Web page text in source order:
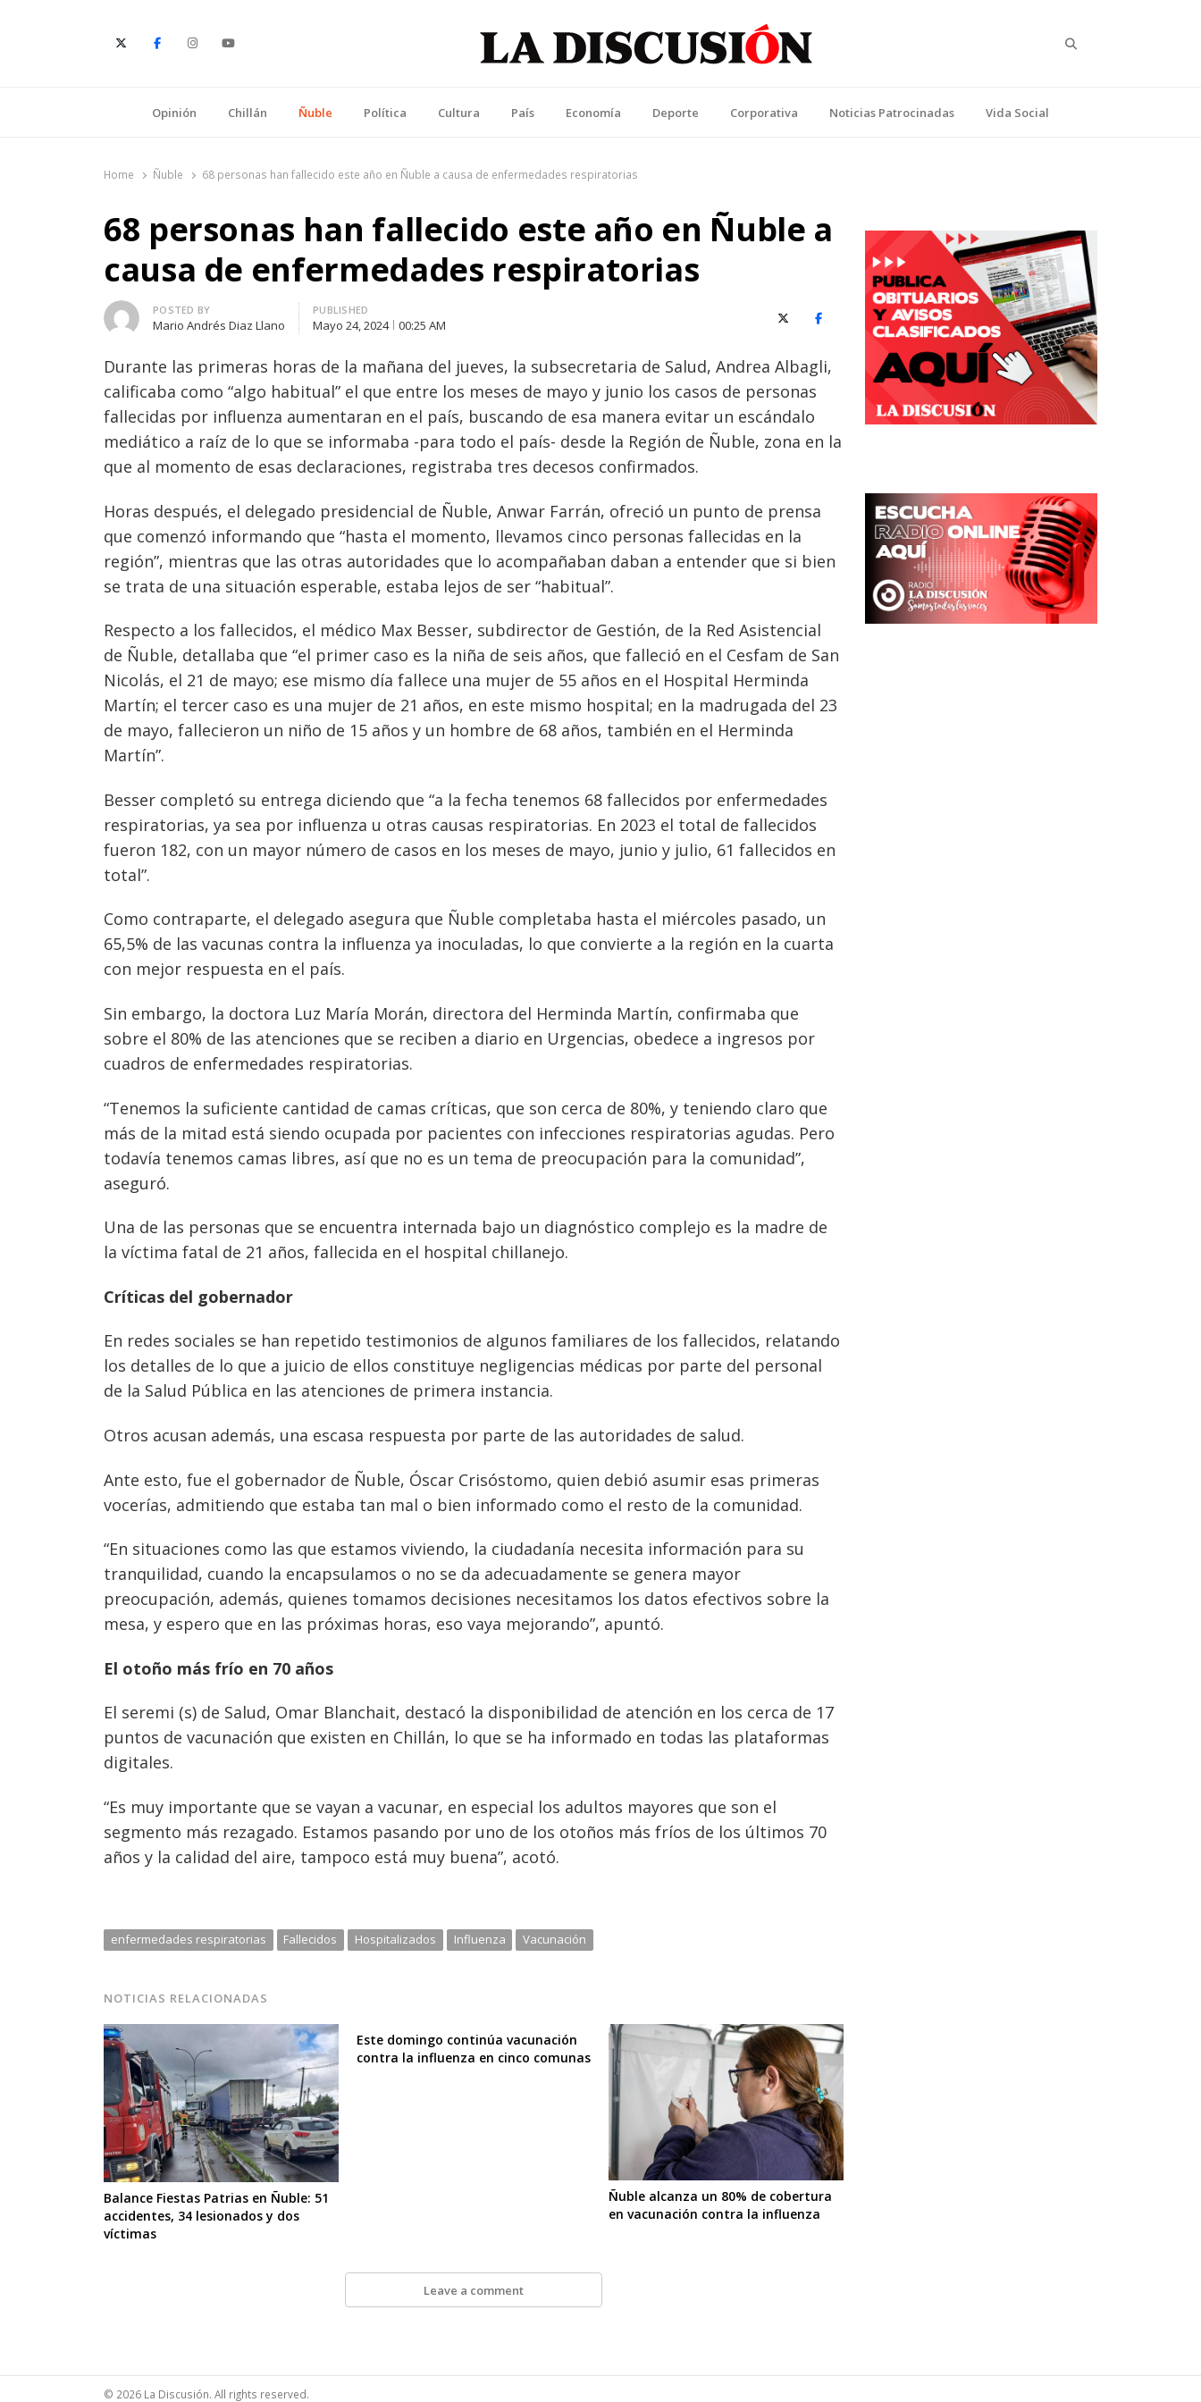
Opinión Chillán Ñuble Política Cultura País Economía Deporte Corporativa Noticias Patrocinadas Vida Social
Home Ñuble 68 personas han fallecido este año en Ñuble a causa de enfermedades respiratorias
68 personas han fallecido este año en Ñuble a
causa de enfermedades respiratorias
Author
POSTED BY
Mario Andrés Diaz Llano
PUBLISHED
Mayo 24, 2024 00:25 AM X (Twitter)Facebook
Durante las primeras horas de la mañana del jueves, la subsecretaria de Salud, Andrea Albagli,
calificaba como “algo habitual” el que entre los meses de mayo y junio los casos de personas
fallecidas por influenza aumentaran en el país, buscando de esa manera evitar un escándalo
mediático a raíz de lo que se informaba -para todo el país- desde la Región de Ñuble, zona en la
que al momento de esas declaraciones, registraba tres decesos confirmados.
Horas después, el delegado presidencial de Ñuble, Anwar Farrán, ofreció un punto de prensa
que comenzó informando que “hasta el momento, llevamos cinco personas fallecidas en la
región”, mientras que las otras autoridades que lo acompañaban daban a entender que si bien
se trata de una situación esperable, estaba lejos de ser “habitual”.
Respecto a los fallecidos, el médico Max Besser, subdirector de Gestión, de la Red Asistencial
de Ñuble, detallaba que “el primer caso es la niña de seis años, que falleció en el Cesfam de San
Nicolás, el 21 de mayo; ese mismo día fallece una mujer de 55 años en el Hospital Herminda
Martín; el tercer caso es una mujer de 21 años, en este mismo hospital; en la madrugada del 23
de mayo, fallecieron un niño de 15 años y un hombre de 68 años, también en el Herminda
Martín”.
Besser completó su entrega diciendo que “a la fecha tenemos 68 fallecidos por enfermedades
respiratorias, ya sea por influenza u otras causas respiratorias. En 2023 el total de fallecidos
fueron 182, con un mayor número de casos en los meses de mayo, junio y julio, 61 fallecidos en
total”.
Como contraparte, el delegado asegura que Ñuble completaba hasta el miércoles pasado, un
65,5% de las vacunas contra la influenza ya inoculadas, lo que convierte a la región en la cuarta
con mejor respuesta en el país.
Sin embargo, la doctora Luz María Morán, directora del Herminda Martín, confirmaba que
sobre el 80% de las atenciones que se reciben a diario en Urgencias, obedece a ingresos por
cuadros de enfermedades respiratorias.
“Tenemos la suficiente cantidad de camas críticas, que son cerca de 80%, y teniendo claro que
más de la mitad está siendo ocupada por pacientes con infecciones respiratorias agudas. Pero
todavía tenemos camas libres, así que no es un tema de preocupación para la comunidad”,
aseguró.
Una de las personas que se encuentra internada bajo un diagnóstico complejo es la madre de
la víctima fatal de 21 años, fallecida en el hospital chillanejo.
Críticas del gobernador
En redes sociales se han repetido testimonios de algunos familiares de los fallecidos, relatando
los detalles de lo que a juicio de ellos constituye negligencias médicas por parte del personal
de la Salud Pública en las atenciones de primera instancia.
Otros acusan además, una escasa respuesta por parte de las autoridades de salud.
Ante esto, fue el gobernador de Ñuble, Óscar Crisóstomo, quien debió asumir esas primeras
vocerías, admitiendo que estaba tan mal o bien informado como el resto de la comunidad.
“En situaciones como las que estamos viviendo, la ciudadanía necesita información para su
tranquilidad, cuando la encapsulamos o no se da adecuadamente se genera mayor
preocupación, además, quienes tomamos decisiones necesitamos los datos efectivos sobre la
mesa, y espero que en las próximas horas, eso vaya mejorando”, apuntó.
El otoño más frío en 70 años
El seremi (s) de Salud, Omar Blanchait, destacó la disponibilidad de atención en los cerca de 17
puntos de vacunación que existen en Chillán, lo que se ha informado en todas las plataformas
digitales.
“Es muy importante que se vayan a vacunar, en especial los adultos mayores que son el
segmento más rezagado. Estamos pasando por uno de los otoños más fríos de los últimos 70
años y la calidad del aire, tampoco está muy buena”, acotó.
enfermedades respiratorias Fallecidos Hospitalizados Influenza Vacunación
NOTICIAS RELACIONADAS
Balance Fiestas Patrias en Ñuble: 51
accidentes, 34 lesionados y dos
víctimas
Este domingo continúa vacunación
contra la influenza en cinco comunas
Ñuble alcanza un 80% de cobertura
en vacunación contra la influenza
Leave a comment
Navegación
© 2026 La Discusión. All rights reserved.